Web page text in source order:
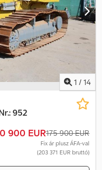
kifejezetten fenntartjuk.
és nem minősül jogilag
foglalt leírás a
új műszaki vizsgát
van igény,
A jármű
Általános szállítási és
1 / 14
952
900 EUR175 900 EUR
Fix ár plusz ÁFA-val
(203 371 EUR bruttó)